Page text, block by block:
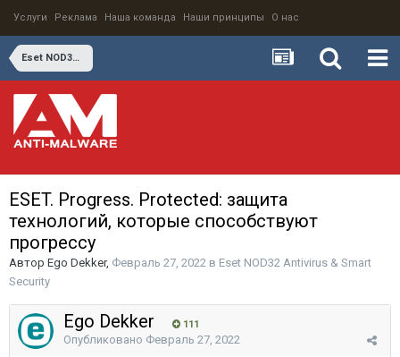
Услуги Реклама Наша команда Наши принципы О нас
Eset NOD32 Antivirus & Smart Security
ESET. Progress. Protected: защита
технологий, которые способствуют
прогрессу
Автор Ego Dekker, Февраль 27, 2022 в Eset NOD32 Antivirus & Smart
Security
Ego Dekker 111
Опубликовано Февраль 27, 2022